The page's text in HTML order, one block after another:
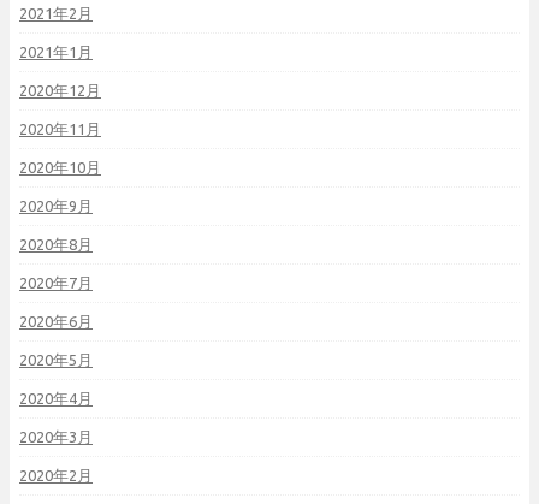
2021年2月
2021年1月
2020年12月
2020年11月
2020年10月
2020年9月
2020年8月
2020年7月
2020年6月
2020年5月
2020年4月
2020年3月
2020年2月